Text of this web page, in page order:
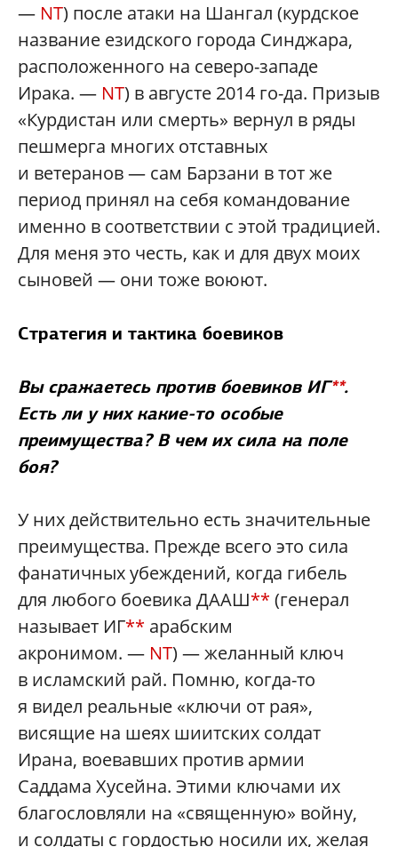
— NT) после атаки на Шангал (курдское
название езидского города Синджара,
расположенного на северо-западе
Ирака. — NT) в августе 2014 го-да. Призыв
«Курдистан или смерть» вернул в ряды
пешмерга многих отставных
и ветеранов — сам Барзани в тот же
период принял на себя командование
именно в соответствии с этой традицией.
Для меня это честь, как и для двух моих
сыновей — они тоже воюют.
Стратегия и тактика боевиков
Вы сражаетесь против боевиков ИГ**.
Есть ли у них какие-то особые
преимущества? В чем их сила на поле
боя?
У них действительно есть значительные
преимущества. Прежде всего это сила
фанатичных убеждений, когда гибель
для любого боевика ДААШ** (генерал
называет ИГ** арабским
акронимом. — NT) — желанный ключ
в исламский рай. Помню, когда-то
я видел реальные «ключи от рая»,
висящие на шеях шиитских солдат
Ирана, воевавших против армии
Саддама Хусейна. Этими ключами их
благословляли на «священную» войну,
и солдаты с гордостью носили их, желая